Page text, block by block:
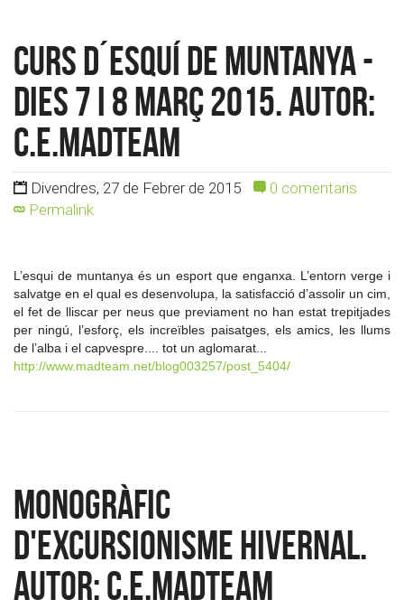
Curs d´esquí de muntanya -
Dies 7 i 8 Març 2015. Autor:
c.e.madteam
Divendres, 27 de Febrer de 2015
0 comentaris
Permalink
L’esqui de muntanya és un esport que enganxa. L’entorn verge i
salvatge en el qual es desenvolupa, la satisfacció d’assolir un cim,
el fet de lliscar per neus que previament no han estat trepitjades
per ningú, l’esforç, els increïbles paisatges, els amics, les llums
de l’alba i el capvespre.... tot un aglomarat...
http://www.madteam.net/blog003257/post_5404/
Monogràfic
d'Excursionisme Hivernal.
Autor: c.e.madteam